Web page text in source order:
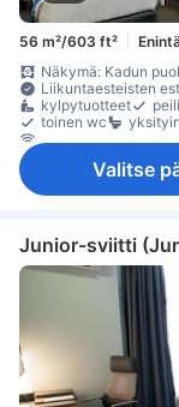
56 m²/603 ft²
Näkymä: Kadun
Liikuntaesteisten
kylpytuotteet
peili
toinen wc
langaton internet
pimennysverhot
työpöytä
Savuttomia huoneita
Valitse
Junior-sviitti